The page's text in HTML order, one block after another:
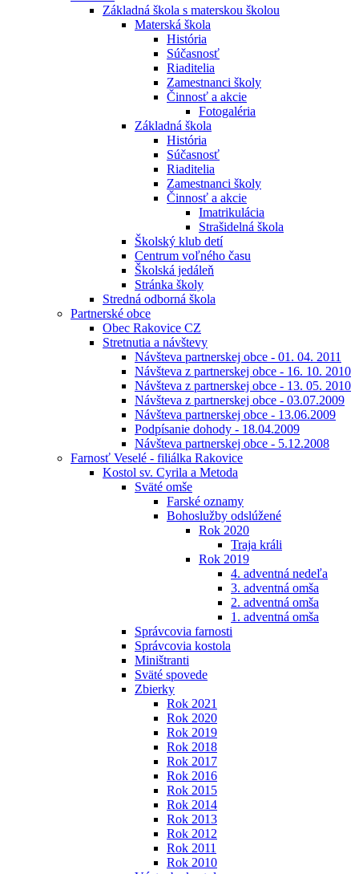
Základná škola s materskou školou
Materská škola
História
Súčasnosť
Riaditelia
Zamestnanci školy
Činnosť a akcie
Fotogaléria
Základná škola
História
Súčasnosť
Riaditelia
Zamestnanci školy
Činnosť a akcie
Imatrikulácia
Strašidelná škola
Školský klub detí
Centrum voľného času
Školská jedáleň
Stránka školy
Stredná odborná škola
Partnerské obce
Obec Rakovice CZ
Stretnutia a návštevy
Návšteva partnerskej obce - 01. 04. 2011
Návšteva z partnerskej obce - 16. 10. 2010
Návšteva z partnerskej obce - 13. 05. 2010
Návšteva z partnerskej obce - 03.07.2009
Návšteva partnerskej obce - 13.06.2009
Podpísanie dohody - 18.04.2009
Návšteva partnerskej obce - 5.12.2008
Farnosť Veselé - filiálka Rakovice
Kostol sv. Cyrila a Metoda
Sväté omše
Farské oznamy
Bohoslužby odslúžené
Rok 2020
Traja králi
Rok 2019
4. adventná nedeľa
3. adventná omša
2. adventná omša
1. adventná omša
Správcovia farnosti
Správcovia kostola
Miništranti
Sväté spovede
Zbierky
Rok 2021
Rok 2020
Rok 2019
Rok 2018
Rok 2017
Rok 2016
Rok 2015
Rok 2014
Rok 2013
Rok 2012
Rok 2011
Rok 2010